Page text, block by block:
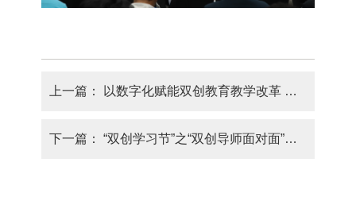
上一篇： 以数字化赋能双创教育教学改革 稳步提升人才培养质量 ——创新创业中心开展第五期“VBSE创新创业基础实训”课程培训
下一篇： “双创学习节”之“双创导师面对面”活动专场 ——学院创新创业中心举办《“双创”教育改革赋能人才培养高质量发展的新征程》主题论坛